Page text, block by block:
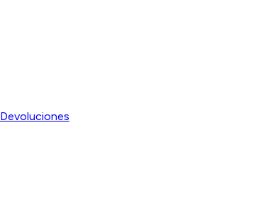
Devoluciones